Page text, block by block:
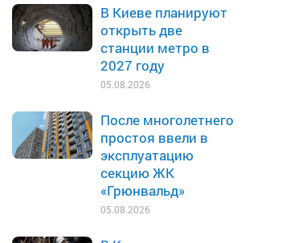
В Киеве планируют
открыть две
станции метро в
2027 году
05.08.2026
После многолетнего
простоя ввели в
эксплуатацию
секцию ЖК
«Грюнвальд»
05.08.2026